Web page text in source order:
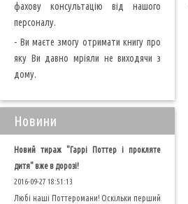
фахову консультацію від нашого
персоналу.
- Ви маєте змогу отримати книгу про
яку Ви давно мріяли не виходячи з
дому.
Новини
Новий тираж "Гаррі Поттер і прокляте
дитя" вже в дорозі!
2016-09-27 18:51:13
Любі наші Поттеромани! Оскільки перший